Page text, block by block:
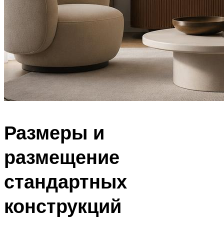
Размеры и
размещение
стандартных
конструкций